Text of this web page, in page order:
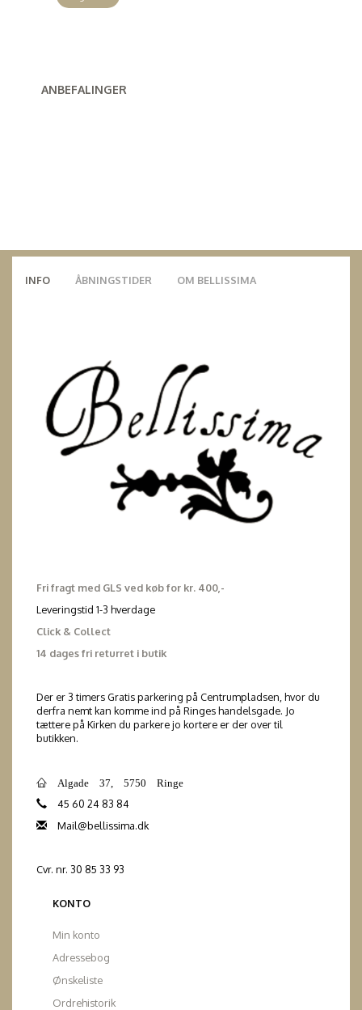
ANBEFALINGER
INFO ÅBNINGSTIDER OM BELLISSIMA
Fri fragt med GLS ved køb for kr. 400,-
Leveringstid 1-3 hverdage
Click & Collect
14 dages fri returret i butik
Der er 3 timers Gratis parkering på Centrumpladsen, hvor du
derfra nemt kan komme ind på Ringes handelsgade. Jo
tættere på Kirken du parkere jo kortere er der over til
butikken.
Algade 37, 5750 Ringe
45 60 24 83 84
Mail@bellissima.dk
Cvr. nr. 30 85 33 93
KONTO
Min konto
Adressebog
Ønskeliste
Ordrehistorik